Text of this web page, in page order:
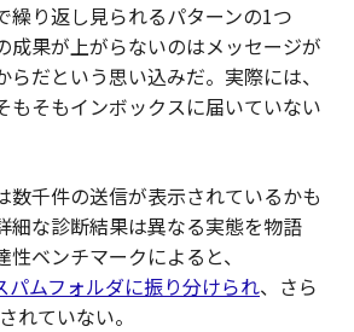
繰り返し見られるパターンの1つ
成果が上がらないのはメッセージが
だという思い込みだ。実際には、
もそもインボックスに届いていない
数千件の送信が表示されているかも
細な診断結果は異なる実態を物語
ベンチマークによると、
パムフォルダに振り分けられ、さら
れていない。